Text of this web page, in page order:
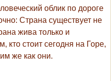
облик по дороге
Страна существует не
жива только и
кто стоит сегодня на Горе,
же как они.